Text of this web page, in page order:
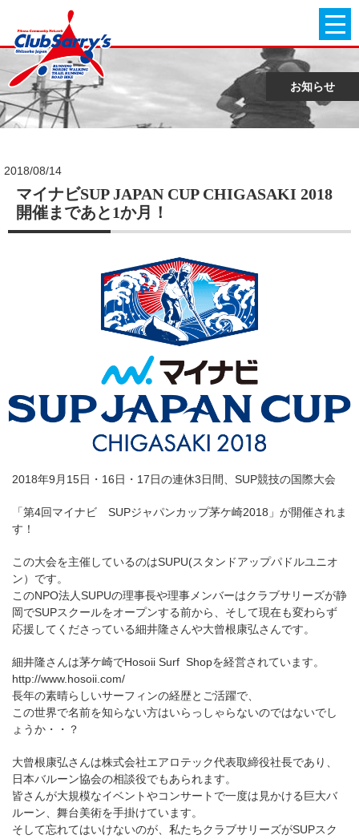
お知らせ
2018/08/14
マイナビSUP JAPAN CUP CHIGASAKI 2018
開催まであと1か月！
2018年9月15日・16日・17日の連休3日間、SUP競技の国際大会
「第4回マイナビ SUPジャパンカップ茅ケ崎2018」が開催されま
す！
この大会を主催しているのはSUPU(スタンドアップパドルユニオ
ン）です。
このNPO法人SUPUの理事長や理事メンバーはクラブサリーズが静
岡でSUPスクールをオープンする前から、そして現在も変わらず
応援してくださっている細井隆さんや大曾根康弘さんです。
細井隆さんは茅ケ崎でHosoii Surf Shopを経営されています。
http://www.hosoii.com/
長年の素晴らしいサーフィンの経歴とご活躍で、
この世界で名前を知らない方はいらっしゃらないのではないでし
ょうか・・？
大曾根康弘さんは株式会社エアロテック代表取締役社長であり、
日本バルーン協会の相談役でもあられます。
皆さんが大規模なイベントやコンサートで一度は見かける巨大バ
ルーン、舞台美術を手掛けています。
そして忘れてはいけないのが、私たちクラブサリーズがSUPスク